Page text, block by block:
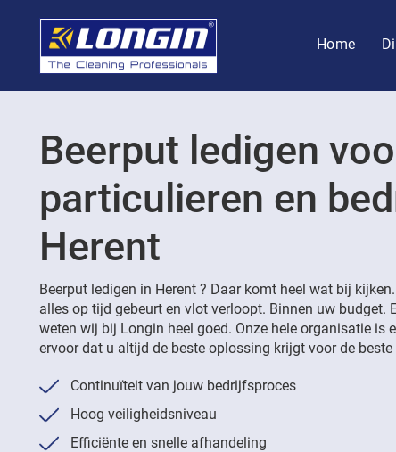
Home
Beerput ledigen
particulieren en
Herent
Beerput ledigen in Herent ? Daar komt heel wat bij
alles op tijd gebeurt en vlot verloopt. Binnen uw budget.
weten wij bij Longin heel goed. Onze hele organisatie is
ervoor dat u altijd de beste oplossing krijgt voor de beste
Continuïteit van jouw bedrijfsproces
Hoog veiligheidsniveau
Efficiënte en snelle afhandeling